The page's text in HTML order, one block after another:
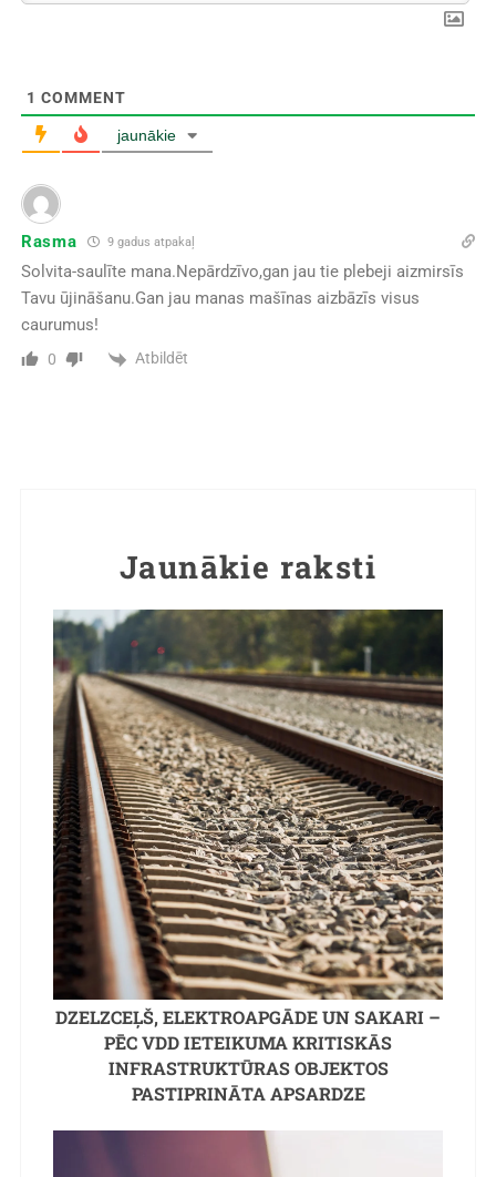
1 COMMENT
jaunākie
Rasma 9 gadus atpakaļ
Solvita-saulīte mana.Nepārdzīvo,gan jau tie plebeji aizmirsīs
Tavu ūjināšanu.Gan jau manas mašīnas aizbāzīs visus
caurumus!
0 Atbildēt
Jaunākie raksti
DZELZCEĻŠ, ELEKTROAPGĀDE UN SAKARI –
PĒC VDD IETEIKUMA KRITISKĀS
INFRASTRUKTŪRAS OBJEKTOS
PASTIPRINĀTA APSARDZE